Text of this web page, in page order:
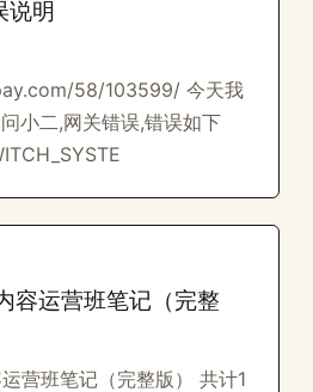
说明
58/103599/ 今天我
小二,网关错误,错误如下
容运营班笔记（完整
营班笔记（完整版） 共计1